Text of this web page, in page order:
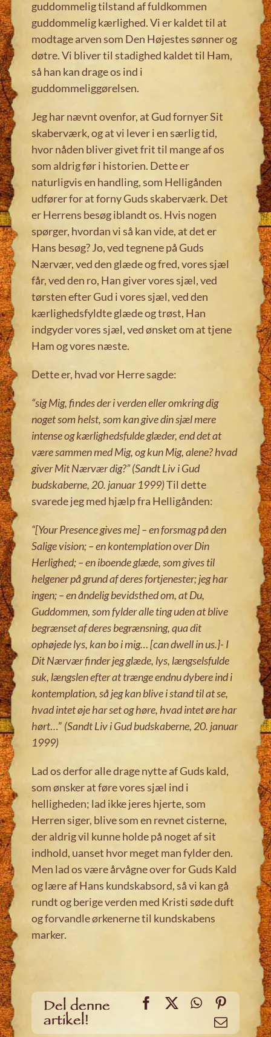
guddommelig tilstand af fuldkommen
guddommelig kærlighed. Vi er kaldet til at
modtage arven som Den Højestes sønner og
døtre. Vi bliver til stadighed kaldet til Ham,
så han kan drage os ind i
guddommeliggørelsen.
Jeg har nævnt ovenfor, at Gud fornyer Sit
skaberværk, og at vi lever i en særlig tid,
hvor nåden bliver givet frit til mange af os
som aldrig før i historien. Dette er
naturligvis en handling, som Helligånden
udfører for at forny Guds skaberværk. Det
er Herrens besøg iblandt os. Hvis nogen
spørger, hvordan vi så kan vide, at det er
Hans besøg? Jo, ved tegnene på Guds
Nærvær, ved den glæde og fred, vores sjæl
får, ved den ro, Han giver vores sjæl, ved
tørsten efter Gud i vores sjæl, ved den
kærlighedsfyldte glæde og trøst, Han
indgyder vores sjæl, ved ønsket om at tjene
Ham og vores næste.
Dette er, hvad vor Herre sagde:
“sig Mig, findes der i verden eller omkring dig
noget som helst, som kan give din sjæl mere
intense og kærlighedsfulde glæder, end det at
være sammen med Mig, og kun Mig, alene? hvad
giver Mit Nærvær dig?”(Sandt Liv i Gud
budskaberne, 20. januar 1999)Til dette
svarede jeg med hjælp fra Helligånden:
“[Your Presence gives me] – en forsmag på den
Salige vision; – en kontemplation over Din
Herlighed; – en iboende glæde, som gives til
helgener på grund af deres fortjenester; jeg har
ingen; – en åndelig bevidsthed om, at Du,
Guddommen, som fylder alle ting uden at blive
begrænset af deres begrænsning, qua dit
ophøjede lys, kan bo i mig… [can dwell in us.]- I
Dit Nærvær finder jeg glæde, lys, længselsfulde
suk, længslen efter at trænge endnu dybere ind i
kontemplation, så jeg kan blive i stand til at se,
hvad intet øje har set og høre, hvad intet øre har
hørt…” (Sandt Liv i Gud budskaberne, 20. januar
1999)
Lad os derfor alle drage nytte af Guds kald,
som ønsker at føre vores sjæl ind i
helligheden; lad ikke jeres hjerte, som
Herren siger, blive som en revnet cisterne,
der aldrig vil kunne holde på noget af sit
indhold, uanset hvor meget man fylder den.
Men lad os være årvågne over for Guds Kald
og lære af Hans kundskabsord, så vi kan gå
rundt og berige verden med Kristi søde duft
og forvandle ørkenerne til kundskabens
marker.
Del denne
artikel!
Facebook
X WhatsApp
Email